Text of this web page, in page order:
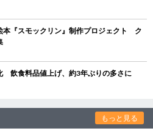
本『スモックリン』制作プロジェクト ク
飲食料品値上げ、約3年ぶりの多さに
もっと見る